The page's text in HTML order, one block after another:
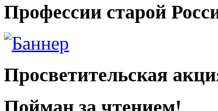
Профессии старой
Просветительская